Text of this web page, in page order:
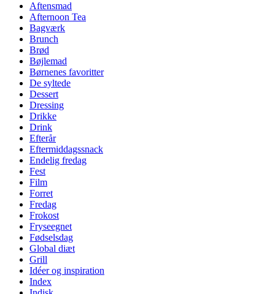
Aftensmad
Afternoon Tea
Bagværk
Brunch
Brød
Bøjlemad
Børnenes favoritter
De syltede
Dessert
Dressing
Drikke
Drink
Efterår
Eftermiddagssnack
Endelig fredag
Fest
Film
Forret
Fredag
Frokost
Fryseegnet
Fødselsdag
Global diæt
Grill
Idéer og inspiration
Index